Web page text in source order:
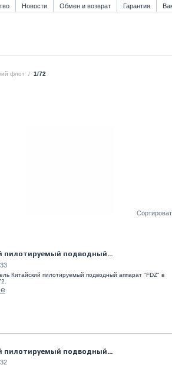
Новости Обмен и возврат Гарантия
флот / 1/72
пилотируемый подводный...
Китайский пилотируемый подводный аппарат "FDZ" в
пилотируемый подводный...